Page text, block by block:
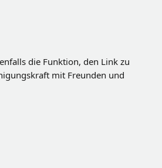
die Funktion, den Link zu
mit Freunden und